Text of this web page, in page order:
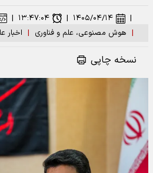
| هوش مصنوعی، علم و فناوری | اخبار
| ۱۴۰۵/۰۴/۱۴ | ۱۳:۴۷:۰۴ |
نسخه چاپی